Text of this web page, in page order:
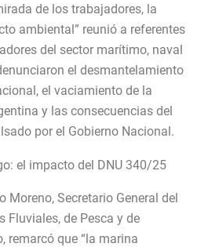
de los trabajadores, la
ambiental” reunió a referentes
del sector marítimo, naval
el desmantelamiento
el vaciamiento de la
y las consecuencias del
por el Gobierno Nacional.
el impacto del DNU 340/25
Moreno, Secretario General del
Fluviales, de Pesca y de
remarcó que “la marina